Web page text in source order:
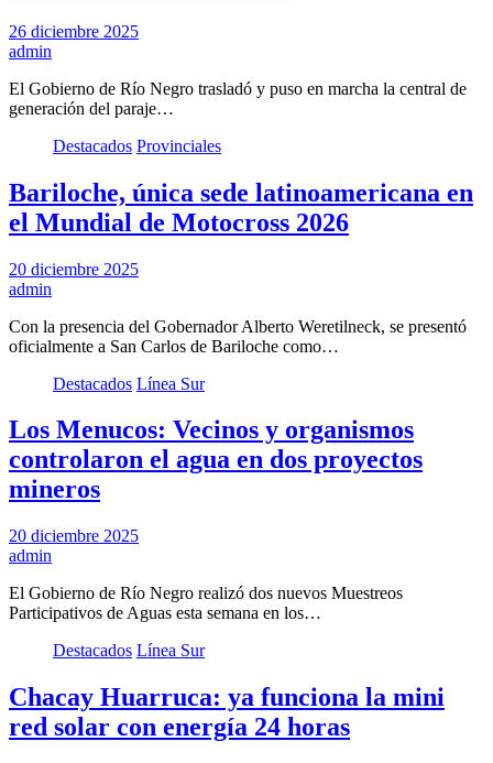
26 diciembre 2025
admin
El Gobierno de Río Negro trasladó y puso en marcha la central de
generación del paraje…
Destacados Provinciales
Bariloche, única sede latinoamericana en
el Mundial de Motocross 2026
20 diciembre 2025
admin
Con la presencia del Gobernador Alberto Weretilneck, se presentó
oficialmente a San Carlos de Bariloche como…
Destacados Línea Sur
Los Menucos: Vecinos y organismos
controlaron el agua en dos proyectos
mineros
20 diciembre 2025
admin
El Gobierno de Río Negro realizó dos nuevos Muestreos
Participativos de Aguas esta semana en los…
Destacados Línea Sur
Chacay Huarruca: ya funciona la mini
red solar con energía 24 horas